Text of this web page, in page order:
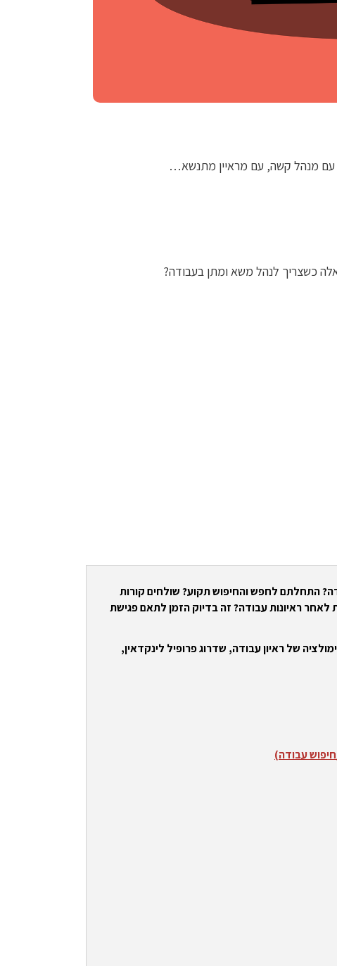
עם מנהל קשה, עם מראיין מתנשא…
כשצריך לנהל משא ומתן בעבודה?
התחלתם לחפש והחיפוש תקוע? שולחים קורות
לאחר ראיונות עבודה? זה בדיוק הזמן לתאם פגישת
של ראיון עבודה, שדרוג פרופיל לינקדאין,
עבודה)